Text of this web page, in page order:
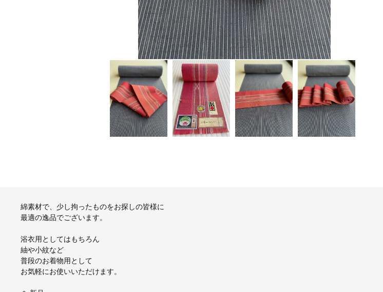
綿素材で、少し拘ったものをお探しの皆様に
最適の逸品でございます。
浴衣用としてはもちろん
紬や小紋など
普段のお着物用として
お気軽にお使いいただけます。